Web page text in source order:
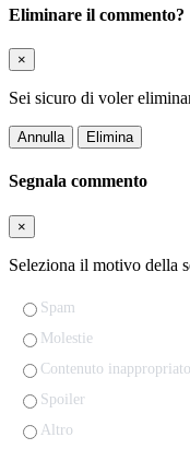
Eliminare il commento?
×
Sei sicuro di voler
Annulla Elimina
Segnala commento
×
Seleziona il motivo della
Spam
Molestie
Contenuto inappropriato
Spoiler
Altro